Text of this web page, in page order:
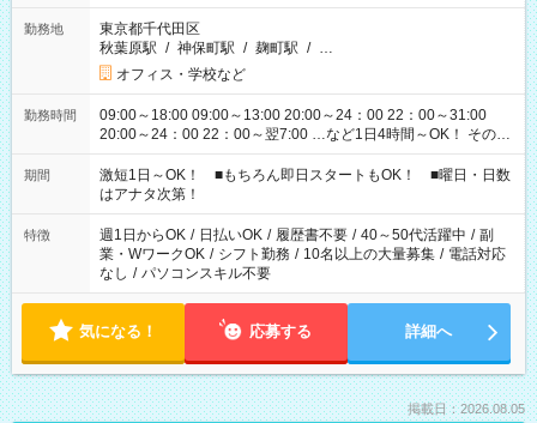
勤務地
東京都千代田区
秋葉原駅 / 神保町駅 / 麹町駅 / …
オフィス・学校など
勤務時間
09:00～18:00 09:00～13:00 20:00～24：00 22：00～31:00
20:00～24：00 22：00～翌7:00 …など1日4時間～OK！ その他
シフトもございます！ お気軽にご相談ください！
期間
激短1日～OK！ ■もちろん即日スタートもOK！ ■曜日・日数
はアナタ次第！
特徴 週1日からOK / 日払いOK / 履歴書不要 / 40～50代活躍中 / 副
業・WワークOK / シフト勤務 / 10名以上の大量募集 / 電話対応
なし / パソコンスキル不要
気になる！ 応募する 詳細へ
掲載日：2026.08.05